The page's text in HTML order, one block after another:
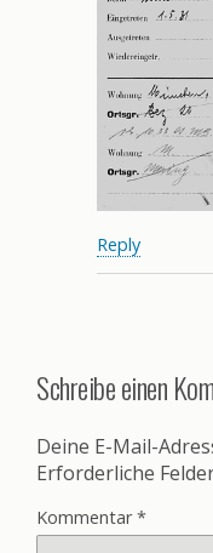
Reply
Schreibe einen
Deine E-Mail-
Erforderliche
Kommentar*